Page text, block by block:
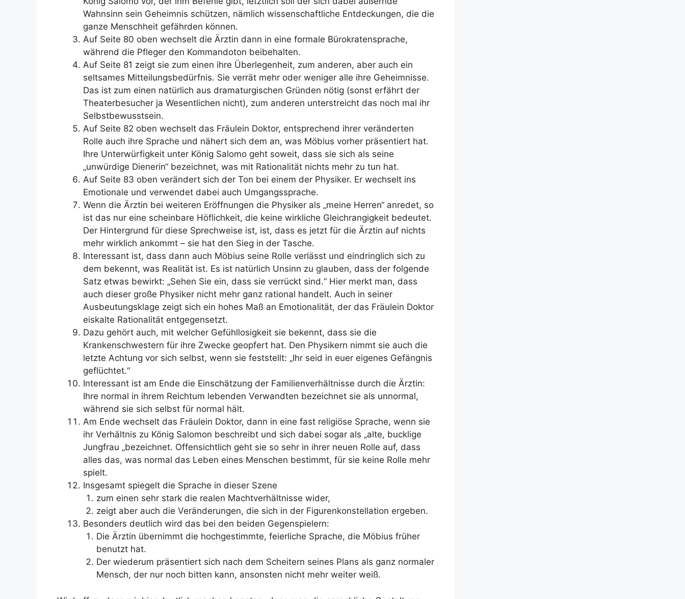
Wahnsinn sein Geheimnis schützen, nämlich wissenschaftliche Entdeckungen, die die
ganze Menschheit gefährden können.
Auf Seite 80 oben wechselt die Ärztin dann in eine formale Bürokratensprache,
während die Pfleger den Kommandoton beibehalten.
Auf Seite 81 zeigt sie zum einen ihre Überlegenheit, zum anderen, aber auch ein
seltsames Mitteilungsbedürfnis. Sie verrät mehr oder weniger alle ihre Geheimnisse.
Das ist zum einen natürlich aus dramaturgischen Gründen nötig (sonst erfährt der
Theaterbesucher ja Wesentlichen nicht), zum anderen unterstreicht das noch mal ihr
Selbstbewusstsein.
Auf Seite 82 oben wechselt das Fräulein Doktor, entsprechend ihrer veränderten
Rolle auch ihre Sprache und nähert sich dem an, was Möbius vorher präsentiert hat.
Ihre Unterwürfigkeit unter König Salomo geht soweit, dass sie sich als seine
„unwürdige Dienerin“ bezeichnet, was mit Rationalität nichts mehr zu tun hat.
Auf Seite 83 oben verändert sich der Ton bei einem der Physiker. Er wechselt ins
Emotionale und verwendet dabei auch Umgangssprache.
Wenn die Ärztin bei weiteren Eröffnungen die Physiker als „meine Herren“ anredet, so
ist das nur eine scheinbare Höflichkeit, die keine wirkliche Gleichrangigkeit bedeutet.
Der Hintergrund für diese Sprechweise ist, ist, dass es jetzt für die Ärztin auf nichts
mehr wirklich ankommt – sie hat den Sieg in der Tasche.
Interessant ist, dass dann auch Möbius seine Rolle verlässt und eindringlich sich zu
dem bekennt, was Realität ist. Es ist natürlich Unsinn zu glauben, dass der folgende
Satz etwas bewirkt: „Sehen Sie ein, dass sie verrückt sind.“ Hier merkt man, dass
auch dieser große Physiker nicht mehr ganz rational handelt. Auch in seiner
Ausbeutungsklage zeigt sich ein hohes Maß an Emotionalität, der das Fräulein Doktor
eiskalte Rationalität entgegensetzt.
Dazu gehört auch, mit welcher Gefühllosigkeit sie bekennt, dass sie die
Krankenschwestern für ihre Zwecke geopfert hat. Den Physikern nimmt sie auch die
letzte Achtung vor sich selbst, wenn sie feststellt: „Ihr seid in euer eigenes Gefängnis
geflüchtet.“
Interessant ist am Ende die Einschätzung der Familienverhältnisse durch die Ärztin:
Ihre normal in ihrem Reichtum lebenden Verwandten bezeichnet sie als unnormal,
während sie sich selbst für normal hält.
Am Ende wechselt das Fräulein Doktor, dann in eine fast religiöse Sprache, wenn sie
ihr Verhältnis zu König Salomon beschreibt und sich dabei sogar als „alte, bucklige
Jungfrau „bezeichnet. Offensichtlich geht sie so sehr in ihrer neuen Rolle auf, dass
alles das, was normal das Leben eines Menschen bestimmt, für sie keine Rolle mehr
spielt.
Insgesamt spiegelt die Sprache in dieser Szene
zum einen sehr stark die realen Machtverhältnisse wider,
zeigt aber auch die Veränderungen, die sich in der Figurenkonstellation ergeben.
Besonders deutlich wird das bei den beiden Gegenspielern:
Die Ärztin übernimmt die hochgestimmte, feierliche Sprache, die Möbius früher
benutzt hat.
Der wiederum präsentiert sich nach dem Scheitern seines Plans als ganz normaler
Mensch, der nur noch bitten kann, ansonsten nicht mehr weiter weiß.